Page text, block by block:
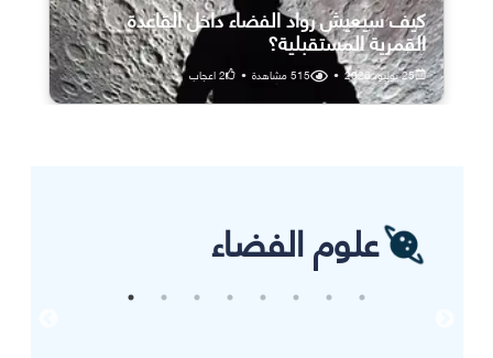
كيف سيعيش رواد الفضاء داخل القاعدة
القمرية المستقبلية؟
25 يوليو، 2026 •
515مشاهدة •
2اعجاب
علوم الفضاء